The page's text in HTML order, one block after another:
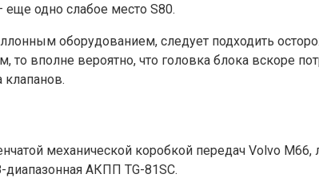
еще одно слабое место S80.
оборудованием, следует подходить
то вполне вероятно, что головка блока вскоре
клапанов.
механической коробкой передач Volvo
диапазонная АКПП TG-81SC.